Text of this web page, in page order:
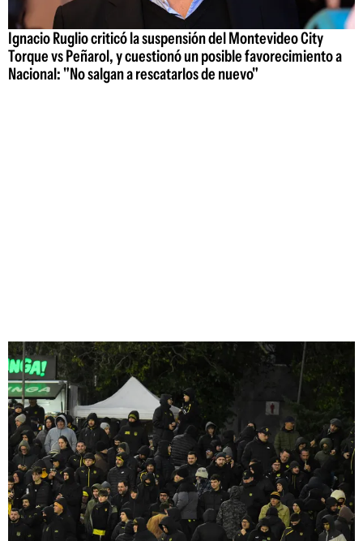
Ignacio Ruglio criticó la suspensión del Montevideo City
Torque vs Peñarol, y cuestionó un posible favorecimiento a
Nacional: "No salgan a rescatarlos de nuevo"